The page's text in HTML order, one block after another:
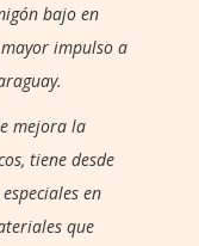
bajo en
impulso a
mejora la
tiene desde
en
que